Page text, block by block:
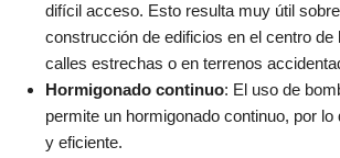
difícil acceso. Esto resulta muy útil
construcción de edificios en el centro de
calles estrechas o en terrenos
Hormigonado continuo: El uso de
permite un hormigonado continuo, por
y eficiente.